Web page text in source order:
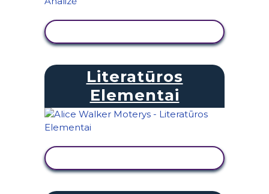
Literatūros
Elementai